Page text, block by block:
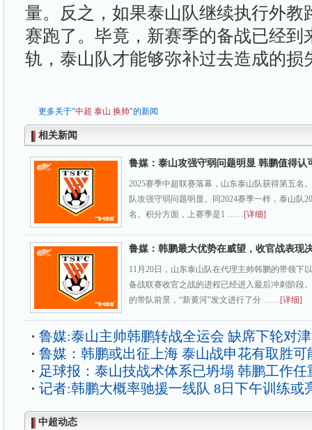
量。反之，如果泰山队继续执行外教
赛跑了。毕竟，新赛季的备战已经到
轨，泰山队才能够弥补过去造成的损
更多关于"中超 泰山 换帅"的新闻
相关新闻
鲁媒：泰山攻强守弱问题明显 韩鹏值得认
2025赛季中超联赛落幕，山东泰山队获得第五名
队攻强守弱问题明显。同2024赛季一样，泰山队
名。积分方面，上赛季是1 ……[详细]
鲁媒：韩鹏最大优势在威望，收官战表现
11月20日，山东泰山队在代理主帅韩鹏的带领下
备战联赛收官之战的进程已经进入最后冲刺阶段
的带队前景，“新黄河”发文进行了分 ……[详细]
鲁媒:泰山主帅韩鹏转战全运会 缺席下轮对
鲁媒：韩鹏或出征上海 泰山战申花有取胜可
足球报：泰山技战术体系已坍塌 韩鹏工作任
记者:韩鹏大概率驰援一线队 8日下午训练或
中超动态